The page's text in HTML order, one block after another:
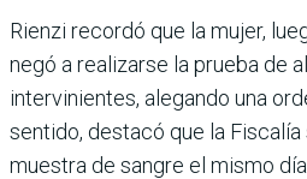
Rienzi recordó que la mujer,
negó a realizarse la prueba de
intervinientes, alegando una
sentido, destacó que la
muestra de sangre el mismo